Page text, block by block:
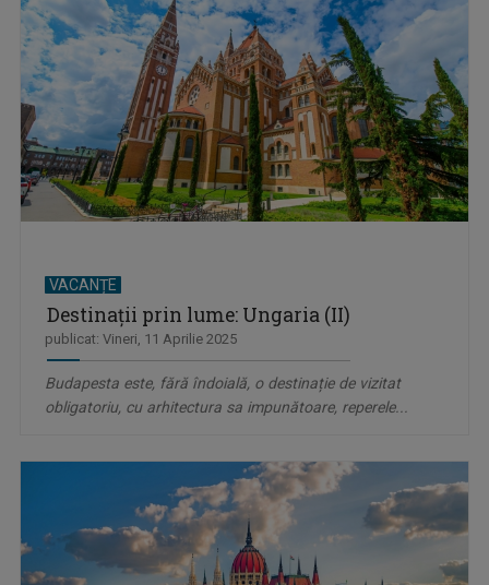
VACANȚE
Destinații prin lume: Ungaria (II)
publicat: Vineri, 11 Aprilie 2025
Budapesta este, fără îndoială, o destinație de vizitat
obligatoriu, cu arhitectura sa impunătoare, reperele...